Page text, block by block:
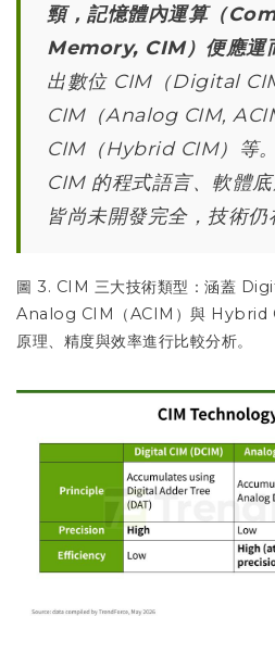
頸，記憶體內運算（
Memory, CIM）便應運
出數位 CIM（Digital
CIM（Analog CIM,
CIM（Hybrid CIM）等
CIM 的程式語言、軟體
皆尚未開發完全，技術仍
圖 3. CIM 三大技術類型：涵蓋
Analog CIM（ACIM）與 Hybrid
原理、精度與效率進行比較分析。